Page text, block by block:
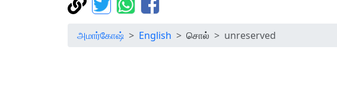
அமார்கோஷ் English சொல் unreserved